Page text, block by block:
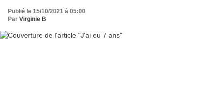
Publié le 15/10/2021 à 05:00
Par Virginie B